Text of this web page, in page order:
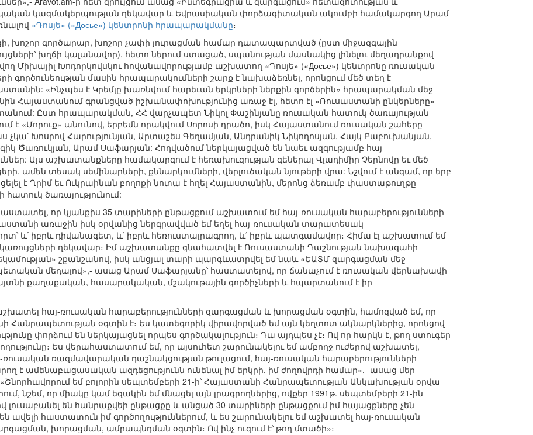
կազմակերպության ղեկավար և Եվրասիական փորձագիտական ակումբի համակարգող Արամ
«Դոսյե» («Досье») կենտրոնի հրապարակմանը։
խոշոր գործարար, խոշոր չափի յուրացման համար դատապարտված (ըստ միջազգային
խղճի կալանավոր), հետո ներում ստացած, սպանության մասնակից լինելու մեղադրանքով
Միխայիլ Խոդորկովսկու հովանավորությամբ աշխատող «Դոսյե» («Досье») կենտրոնը ռուսական
գործունեության մասին հրապարակումների շարք է նախաձեռնել, որոնցում մեծ տեղ է
«Ինչպես է Կրեմլը խառնվում հարեւան երկրների ներքին գործերին» հրապարակման մեջ
Հայաստանում գրանցված իշխանափոխությունից առաջ էլ, հետո էլ «Ռուսաստանի ընկերները»
Ըստ հրապարակման, ՀՀ վարչապետ Նիկոլ Փաշինյանը ռուսական հատուկ ծառայության
է «Մորուք» անունով, երբեմն որակվում Սորոսի դրածո, իսկ Հայաստանում ռուսական շահերը
Խոսրով Հարությունյան, Արտաշես Գեղամյան, Անդրանիկ Նիկողոսյան, Հայկ Բաբուխանյան,
Ծառուկյան, Արամ Սաֆարյան: Հոդվածում ներկայացված են նաեւ ազգությամբ հայ
Այս աշխատանքները համակարգում է հեռախուզության գեներալ Վլադիմիր Չերնովը եւ մեծ
ամեն տեսակ սեմինարների, քննարկումների, վերլուծական նյութերի վրա: Նշվում է անգամ, որ երբ
է Ղրիմ եւ Ուկրաինան բողոքի նոտա է հղել Հայաստանին, մերոնց ձեռամբ փաստաթուղթը
ծառայությունում:
հաստատել, որ կյանքիս 35 տարիների ընթացքում աշխատում եմ հայ-ռուսական հարաբերությունների
առաջին իսկ օրվանից ներգրավված եմ եղել հայ-ռուսական տարատեսակ
և՛ իբրև դիվանագետ, և՛ իբրև հեռուստալրագրող, և՛ իբրև պատգամավոր։ Հիմա էլ աշխատում եմ
ղեկավար։ Իմ աշխատանքը գնահատվել է Ռուսաստանի Դաշնության նախագահի
շքանշանով, իսկ անցյալ տարի պարգևատրվել եմ նաև «ԵԱՏՄ զարգացման մեջ
մեդալով»,- ասաց Արամ Սաֆարյանը՝ հաստատելով, որ ճանաչում է ռուսական վերնախավի
քաղաքական, հասարակական, մշակութային գործիչների և հպարտանում է իր
հայ-ռուսական հարաբերությունների զարգացման և խորացման օգտին, համոզված եմ, որ
Հանրապետության օգտին է։ Ես կատեգորիկ վիրավորված եմ այն կեղտոտ ակնարկներից, որոնցով
փորձում են ներկայացնել որպես գործակալություն։ Դա այդպես չէ։ Ով որ հարկն է, թող ստուգեր
Ես վերահաստատում եմ, որ այսուհետ շարունակելու եմ ամբողջ ուժերով աշխատել,
ռուսական ռազմավարական դաշնակցության թուլացում, հայ-ռուսական հարաբերությունների
է ամենաբացասական ազդեցությունն ունենալ իմ երկրի, իմ ժողովրդի համար»,- ասաց մեր
«Շնորհավորում եմ բոլորին սեպտեմբերի 21-ի՝ Հայաստանի Հանրապետության Անկախության օրվա
նշեմ, որ միակը կամ եզակին եմ մնացել այն լրագրողներից, ովքեր 1991թ. սեպտեմբերի 21-ին
լուսաբանել են հանրաքվեի ընթացքը և անցած 30 տարիների ընթացքում իմ հայացքները չեն
ավելի հաստատուն իմ գործողություններում, և ես շարունակելու եմ աշխատել հայ-ռուսական
խորացման, ամրապնդման օգտին։ Ով ինչ ուզում է՝ թող մտածի»։